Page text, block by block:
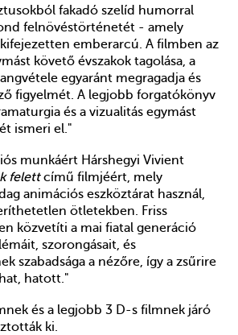
fakadó szelíd humorral
felnövéstörténetét - amely
emberarcú. A filmben az
követő évszakok tagolása, a
egyaránt megragadja és
figyelmét. A legjobb forgatókönyv
és a vizualitás egymást
ismeri el."
munkáért Hárshegyi Vivient
felettcímű filmjéért, mely
animációs eszköztárat használ,
ötletekben. Friss
közvetíti a mai fiatal generáció
szorongásait, és
szabadsága a nézőre, így a zsűrire
hatott."
és a legjobb 3 D-s filmnek járó
ki.